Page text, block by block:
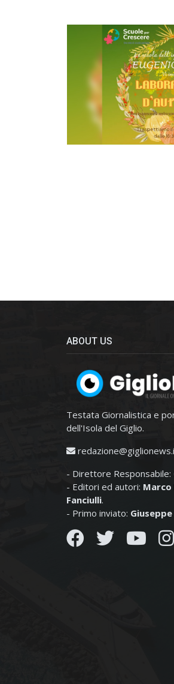
ABOUT US
Testata Giornalistica e
dell'Isola del Giglio.
- Direttore Responsabile:
- Editori ed autori:
Fanciulli.
- Primo inviato: